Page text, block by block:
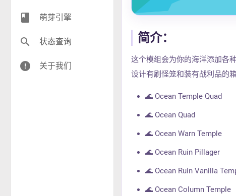
class 萌芽引擎
search 状态查询
error 关于我们
简介：
这个模组会为你的海洋添加各
设计有刷怪笼和装有战利品的
🌊 Ocean Temple Quad
🌊 Ocean Quad
🌊 Ocean Warn Temple
🌊 Ocean Ruin Pillager
🌊 Ocean Ruin Vanilla
🌊 Ocean Column Temple